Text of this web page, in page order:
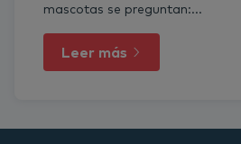
mascotas se preguntan:...
Leer más